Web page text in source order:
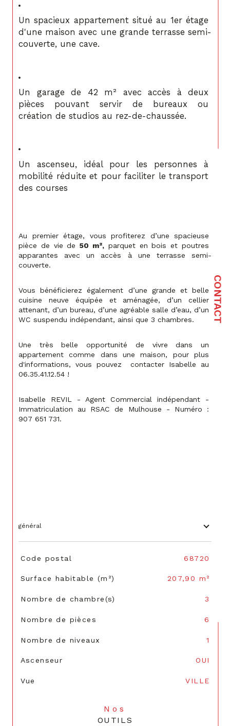
CONTACT
Un spacieux appartement situé au 1er étage
d'une maison avec une grande terrasse semi-
couverte, une cave.
Un garage de 42 m² avec accès à deux
pièces pouvant servir de bureaux ou
création de studios au rez-de-chaussée.
Un ascenseu, idéal pour les personnes à
mobilité réduite et pour faciliter le transport
des courses
Au premier étage, vous profiterez d’une spacieuse
pièce de vie de 50 m², parquet en bois et poutres
apparantes avec un accès à une terrasse semi-
couverte.
Vous bénéficierez également d’une grande et belle
cuisine neuve équipée et aménagée, d’un cellier
attenant, d’un bureau, d’une agréable salle d’eau, d’un
WC suspendu indépendant, ainsi que 3 chambres.
Une très belle opportunité de vivre dans un
appartement comme dans une maison, pour plus
d'informations, vous pouvez  contacter Isabelle au
06.35.41.12.54 !
Isabelle REVIL - Agent Commercial indépendant -
Immatriculation au RSAC de Mulhouse - Numéro :
907 651 731.
général
TRAD_SIROCCO_Caracteristique
Code postal 68720
Surface habitable (m²) 207,90 m²
Nombre de chambre(s) 3
Nombre de pièces 6
Nombre de niveaux 1
Ascenseur OUI
Vue VILLE
Nos
OUTILS